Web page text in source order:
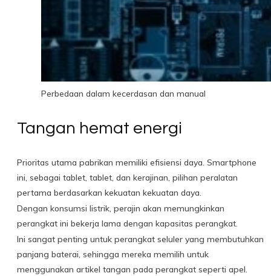
Perbedaan dalam kecerdasan dan manual
Tangan hemat energi
Prioritas utama pabrikan memiliki efisiensi daya. Smartphone
ini, sebagai tablet, tablet, dan kerajinan, pilihan peralatan
pertama berdasarkan kekuatan kekuatan daya.
Dengan konsumsi listrik, perajin akan memungkinkan
perangkat ini bekerja lama dengan kapasitas perangkat.
Ini sangat penting untuk perangkat seluler yang membutuhkan
panjang baterai, sehingga mereka memilih untuk
menggunakan artikel tangan pada perangkat seperti apel.